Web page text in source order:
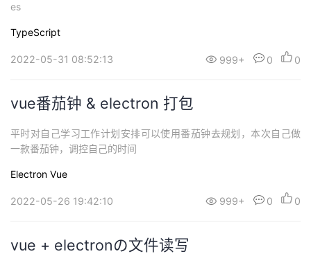
es
TypeScript
2022-05-31 08:52:13 999+ 0 0
vue番茄钟 & electron 打包
平时对自己学习工作计划安排可以使用番茄钟去规划，本次自己做
一款番茄钟，调控自己的时间
Electron Vue
2022-05-26 19:42:10 999+ 0 0
vue + electronの文件读写